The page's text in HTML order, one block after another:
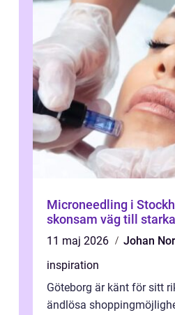
Microneedling i
skonsam väg till
11 maj 2026
Johan
inspiration
Göteborg är känt för sitt
ändlösa